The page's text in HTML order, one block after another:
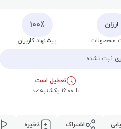
ارزان
محصولات
۱۰۰٪
پیشنهاد کاربران
ثبت نشده
تعطیل است
تا ۱۶:۰۰ یکشنبه‌
اشتراک ذخیره